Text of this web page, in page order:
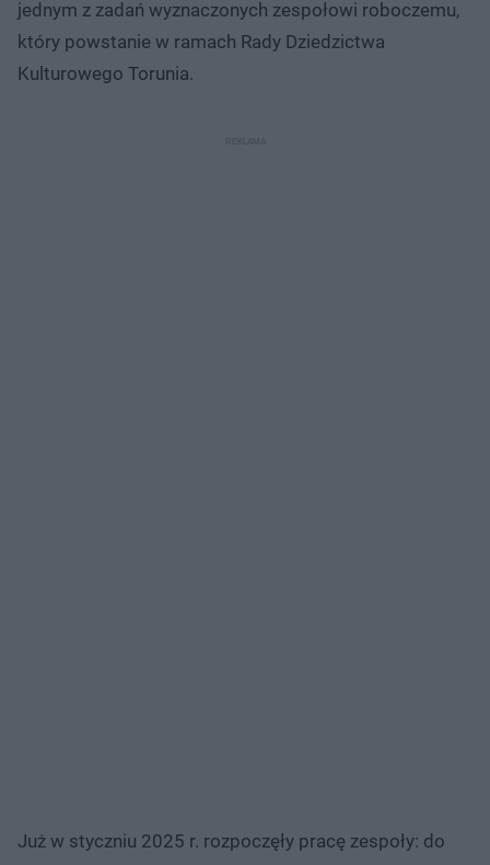
jednym z zadań wyznaczonych zespołowi roboczemu,
który powstanie w ramach Rady Dziedzictwa
Kulturowego Torunia.
Już w styczniu 2025 r. rozpoczęły pracę zespoły: do